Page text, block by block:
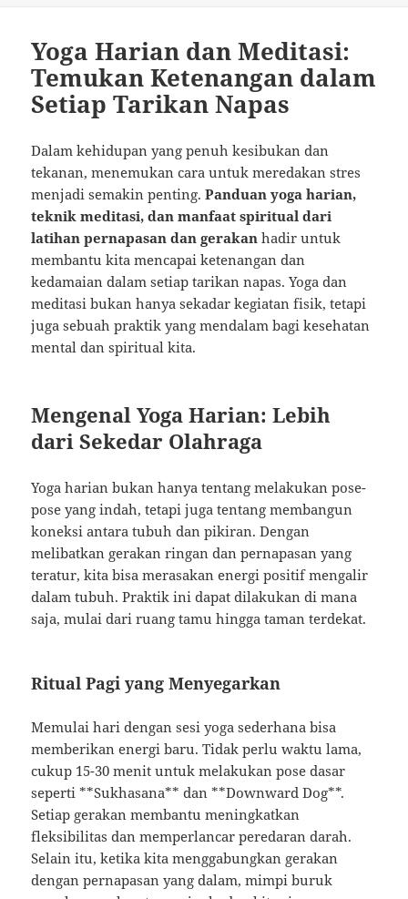
Yoga Harian dan Meditasi:
Temukan Ketenangan dalam
Setiap Tarikan Napas
Dalam kehidupan yang penuh kesibukan dan
tekanan, menemukan cara untuk meredakan stres
menjadi semakin penting.Panduan yoga harian,
teknik meditasi, dan manfaat spiritual dari
latihan pernapasan dan gerakan hadir untuk
membantu kita mencapai ketenangan dan
kedamaian dalam setiap tarikan napas. Yoga dan
meditasi bukan hanya sekadar kegiatan fisik, tetapi
juga sebuah praktik yang mendalam bagi kesehatan
mental dan spiritual kita.
Mengenal Yoga Harian: Lebih
dari Sekedar Olahraga
Yoga harian bukan hanya tentang melakukan pose-
pose yang indah, tetapi juga tentang membangun
koneksi antara tubuh dan pikiran. Dengan
melibatkan gerakan ringan dan pernapasan yang
teratur, kita bisa merasakan energi positif mengalir
dalam tubuh. Praktik ini dapat dilakukan di mana
saja, mulai dari ruang tamu hingga taman terdekat.
Ritual Pagi yang Menyegarkan
Memulai hari dengan sesi yoga sederhana bisa
memberikan energi baru. Tidak perlu waktu lama,
cukup 15-30 menit untuk melakukan pose dasar
seperti **Sukhasana** dan **Downward Dog**.
Setiap gerakan membantu meningkatkan
fleksibilitas dan memperlancar peredaran darah.
Selain itu, ketika kita menggabungkan gerakan
dengan pernapasan yang dalam, mimpi buruk